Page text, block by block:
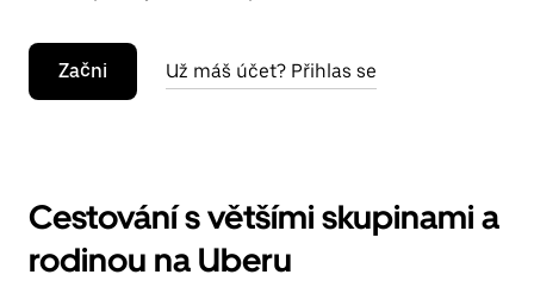
Začni Už máš účet? Přihlas se
Cestování s většími skupinami a
rodinou na Uberu